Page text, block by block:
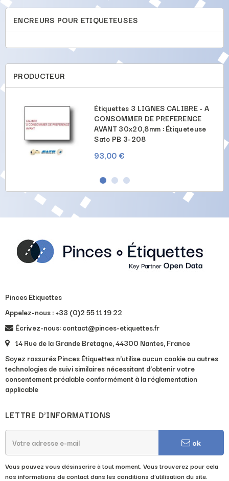
ENCREURS POUR ETIQUETEUSES
PRODUCTEUR
Étiquettes 3 LIGNES CALIBRE - A
CONSOMMER DE PREFERENCE
AVANT 30x20,8mm : Étiqueteuse
Sato PB 3-208
93,00 €
Pinces Étiquettes
Appelez-nous :+33 (0)2 55 11 19 22
Écrivez-nous: contact@pinces-etiquettes.fr
14 Rue de la Grande Bretagne, 44300 Nantes, France
Soyez rassurés Pinces Étiquettes n’utilise aucun cookie ou autres
technologies de suivi similaires nécessitant d’obtenir votre
consentement préalable conformément à la réglementation
applicable
LETTRE D'INFORMATIONS
ok
Vous pouvez vous désinscrire à tout moment. Vous trouverez pour cela
nos informations de contact dans les conditions d'utilisation du site.